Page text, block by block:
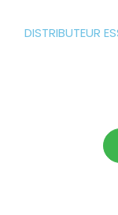
DISTRIBUTEUR